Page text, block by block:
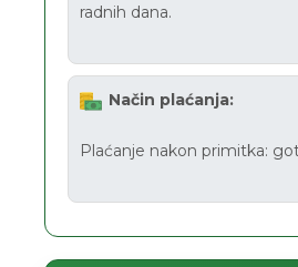
radnih dana.
Način plaćanja:
Plaćanje nakon primitka: